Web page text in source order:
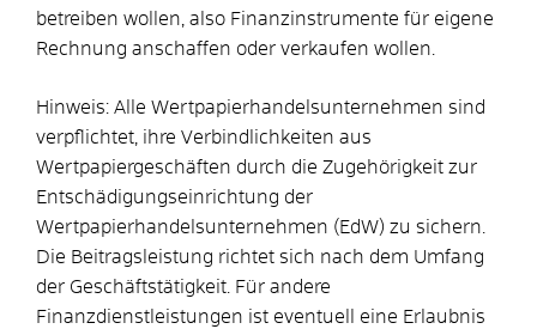
betreiben wollen, also Finanzinstrumente für eigene
Rechnung anschaffen oder verkaufen wollen.
Hinweis: Alle Wertpapierhandelsunternehmen sind
verpflichtet, ihre Verbindlichkeiten aus
Wertpapiergeschäften durch die Zugehörigkeit zur
Entschädigungseinrichtung der
Wertpapierhandelsunternehmen (EdW) zu sichern.
Die Beitragsleistung richtet sich nach dem Umfang
der Geschäftstätigkeit. Für andere
Finanzdienstleistungen ist eventuell eine Erlaubnis